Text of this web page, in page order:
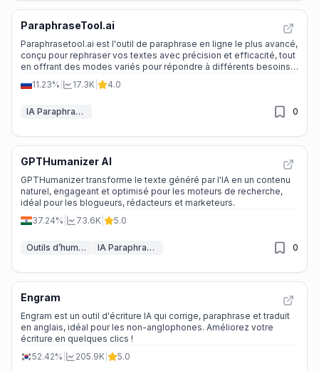
ParaphraseTool.ai
Paraphrasetool.ai est l'outil de paraphrase en ligne le plus avancé,
conçu pour rephraser vos textes avec précision et efficacité, tout
en offrant des modes variés pour répondre à différents besoins
d'écriture.
11.23% 17.3K 4.0
IA Paraphraseur 0
GPTHumanizer AI
GPTHumanizer transforme le texte généré par l'IA en un contenu
naturel, engageant et optimisé pour les moteurs de recherche,
idéal pour les blogueurs, rédacteurs et marketeurs.
37.24%
73.6K 5.0
Outils d’humanisation de texte par IA IA Paraphraseur 0
Engram
Engram est un outil d'écriture IA qui corrige, paraphrase et traduit
en anglais, idéal pour les non-anglophones. Améliorez votre
écriture en quelques clics !
52.42%
205.9K 5.0